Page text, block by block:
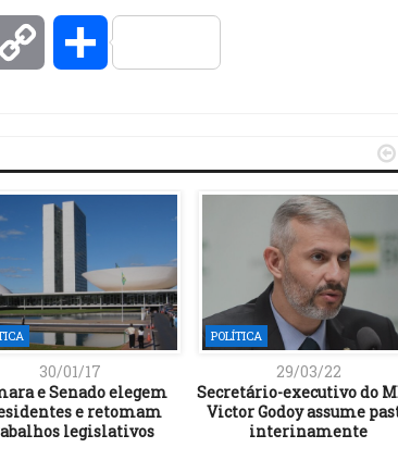
Copy Compartilhar
30/01/17
e Senado elegem
e retomam
legislativos
POLÍTICA
29/03/22
Secretário-executivo do
Victor Godoy assume
interinamente
